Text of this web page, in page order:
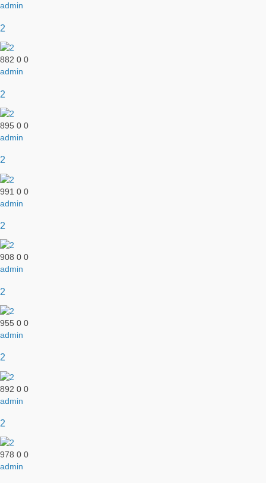
admin
2
882 0 0
admin
2
895 0 0
admin
2
991 0 0
admin
2
908 0 0
admin
2
955 0 0
admin
2
892 0 0
admin
2
978 0 0
admin